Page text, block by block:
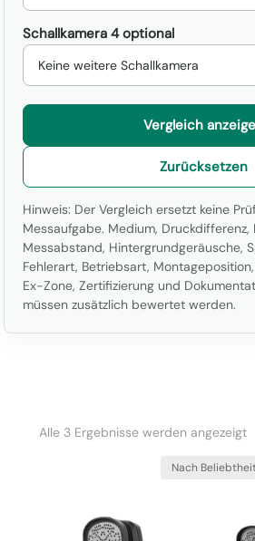
Schallkamera 4 optional
Vergleich
Zurücksetzen
Hinweis: Der Vergleich ersetzt keine
Messaufgabe. Medium, Druckdifferenz,
Messabstand, Hintergrundgeräusche,
Fehlerart, Betriebsart,
Ex-Zone, Zertifizierung und
müssen zusätzlich bewertet werden.
Alle 3 Ergebnisse werden angezeigt